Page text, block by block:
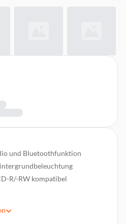
und Bluetoothfunktion
R/-RW kompatibel